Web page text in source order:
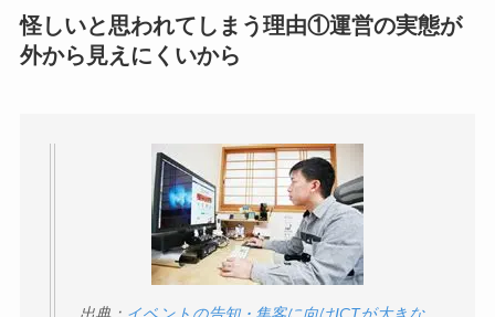
実際どう？
ミ・評価が正直ヤバ
いって本当？
【怪しい？】株式会
社TAPPの口コミ・評
判は実際どう？
怪しいと思われてしまう理由①運営の実態が
外から見えにくいから